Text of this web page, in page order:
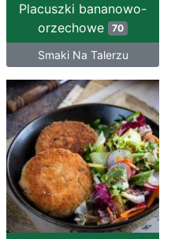
Placuszki bananowo-
orzechowe 70
Smaki Na Talerzu